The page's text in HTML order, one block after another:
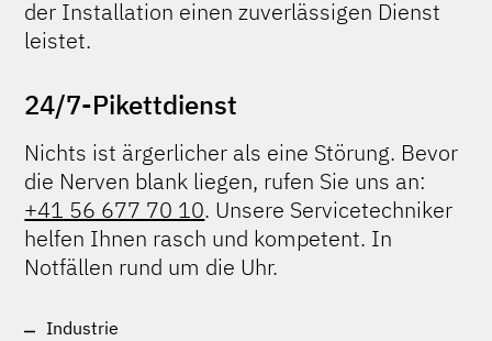
der Installation einen zuverlässigen Dienst
leistet.
24/7-Pikettdienst
Nichts ist ärgerlicher als eine Störung. Bevor
die Nerven blank liegen, rufen Sie uns an:
+41 56 677 70 10. Unsere Servicetechniker
helfen Ihnen rasch und kompetent. In
Notfällen rund um die Uhr.
Industrie